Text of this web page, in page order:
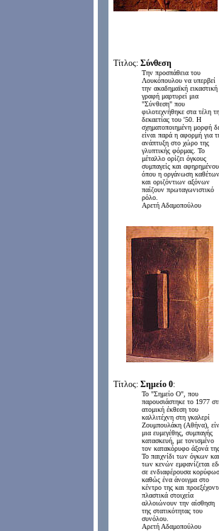
Τίτλος: Σύνθεση
Την προσπάθεια του
Λουκόπουλου να υπερβεί
την ακαδημαϊκή εικαστική
γραφή μαρτυρεί μια
"Σύνθεση" που
φιλοτεχνήθηκε στα τέλη
δεκαετίας του '50. Η
σχηματοποιημένη μορφή
είναι παρά η αφορμή για
ανάπτυξη στο χώρο της
γλυπτικής φόρμας. Το
μέταλλο ορίζει όγκους
συμπαγείς και
όπου η οργάνωση καθέτων
και οριζόντιων αξόνων
παίζουν πρωταγωνιστικό
ρόλο.
Αρετή Αδαμοπούλου
Τίτλος: Σημείο 0:
Το "Σημείο Ο", που
παρουσιάστηκε το 1977
ατομική έκθεση του
καλλιτέχνη στη γκαλερί
Ζουμπουλάκη (Αθήνα),
μια ευμεγέθης, συμπαγής
κατασκευή, με τονισμένο
τον κατακόρυφο άξονά της.
Το παιχνίδι των όγκων και
των κενών εμφανίζεται
σε ενδιαφέρουσα
καθώς ένα άνοιγμα στο
κέντρο της και
πλαστικά στοιχεία
αλλοιώνουν την αίσθηση
της στατικότητας του
συνόλου.
Αρετή Αδαμοπούλου